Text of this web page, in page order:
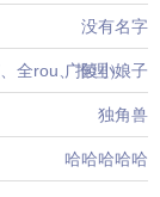
没有名字
全rou、推理）
广陵小娘子
独角兽
哈哈哈哈哈